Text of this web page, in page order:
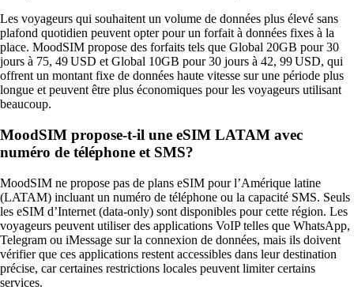
Les voyageurs qui souhaitent un volume de données plus élevé sans
plafond quotidien peuvent opter pour un forfait à données fixes à la
place. MoodSIM propose des forfaits tels que Global 20GB pour 30
jours à 75, 49 USD et Global 10GB pour 30 jours à 42, 99 USD, qui
offrent un montant fixe de données haute vitesse sur une période plus
longue et peuvent être plus économiques pour les voyageurs utilisant
beaucoup.
MoodSIM propose-t-il une eSIM LATAM avec
numéro de téléphone et SMS?
MoodSIM ne propose pas de plans eSIM pour l’Amérique latine
(LATAM) incluant un numéro de téléphone ou la capacité SMS. Seuls
les eSIM d’Internet (data‑only) sont disponibles pour cette région. Les
voyageurs peuvent utiliser des applications VoIP telles que WhatsApp,
Telegram ou iMessage sur la connexion de données, mais ils doivent
vérifier que ces applications restent accessibles dans leur destination
précise, car certaines restrictions locales peuvent limiter certains
services.